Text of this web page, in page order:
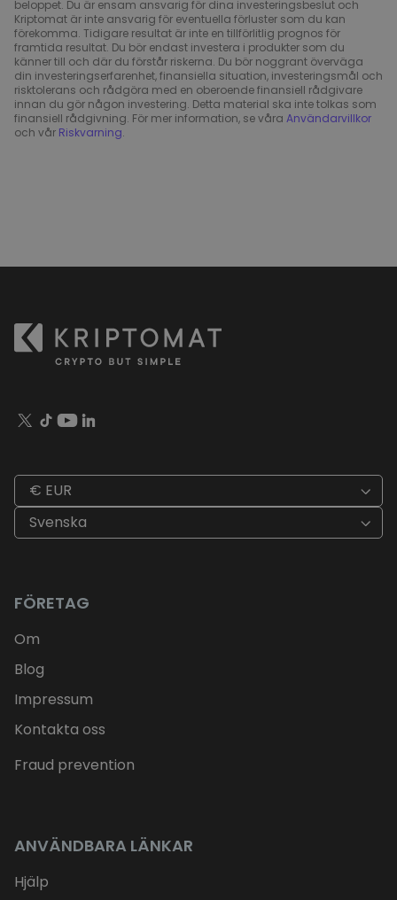
beloppet. Du är ensam ansvarig för dina investeringsbeslut och
Kriptomat är inte ansvarig för eventuella förluster som du kan
förekomma. Tidigare resultat är inte en tillförlitlig prognos för
framtida resultat. Du bör endast investera i produkter som du
känner till och där du förstår riskerna. Du bör noggrant överväga
din investeringserfarenhet, finansiella situation, investeringsmål och
risktolerans och rådgöra med en oberoende finansiell rådgivare
innan du gör någon investering. Detta material ska inte tolkas som
finansiell rådgivning. För mer information, se våra Användarvillkor
och vår Riskvarning.
€ EUR
Svenska
FÖRETAG
Om
Blog
Impressum
Kontakta oss
Fraud prevention
ANVÄNDBARA LÄNKAR
Hjälp